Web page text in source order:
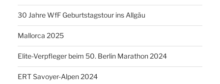
30 Jahre WfF Geburtstagstour ins Allgäu
Mallorca 2025
Elite-Verpfleger beim 50. Berlin Marathon 2024
ERT Savoyer-Alpen 2024